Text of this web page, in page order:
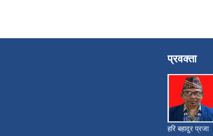
प्रवक्ता
हरि बहादुर प्रजा